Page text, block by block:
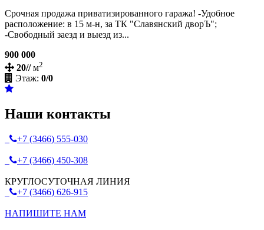
Срочная продажа приватизированного гаража! -Удобное
расположение: в 15 м-н, за ТК "Славянский дворЪ";
-Свободный заезд и выезд из...
900 000
20//м2
Этаж: 0/0
Наши контакты
+7 (3466) 555-030
+7 (3466) 450-308
КРУГЛОСУТОЧНАЯ ЛИНИЯ
+7 (3466) 626-915
НАПИШИТЕ НАМ